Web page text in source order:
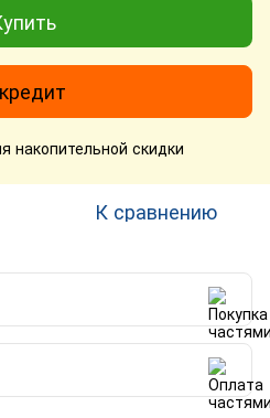
накопительной скидки
К сравнению